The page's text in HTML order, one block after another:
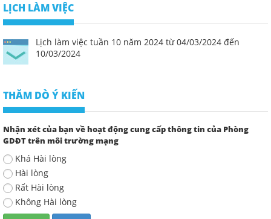
LỊCH LÀM VIỆC
Lịch làm việc tuần 10 năm 2024 từ 04/03/2024 đến
10/03/2024
THĂM DÒ Ý KIẾN
Nhận xét của bạn về hoạt động cung cấp thông tin của Phòng
GDĐT trên môi trường mạng
Khá Hài lòng
Hài lòng
Rất Hài lòng
Không Hài lòng